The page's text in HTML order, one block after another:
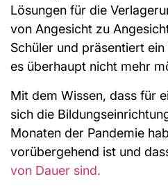
Lösungen für die
von Angesicht zu
Schüler und präsentiert
es überhaupt nicht mehr
Mit dem Wissen, dass für
sich die
Monaten der Pandemie
vorübergehend ist und
von Dauer sind.